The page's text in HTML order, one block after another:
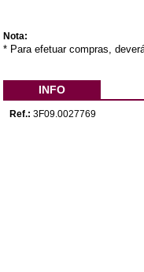
Nota:
* Para efetuar compras,
INFO
Ref.: 3F09.0027769